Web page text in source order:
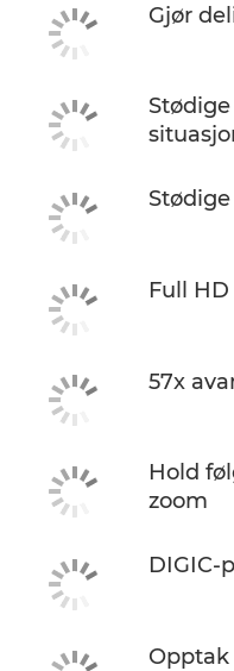
Gjør
Full HD
57x
Hold
zoom
DIGIC-
Opptak